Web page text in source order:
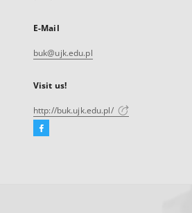
E-Mail
buk@ujk.edu.pl
Visit us!
http://buk.ujk.edu.pl/
Facebook